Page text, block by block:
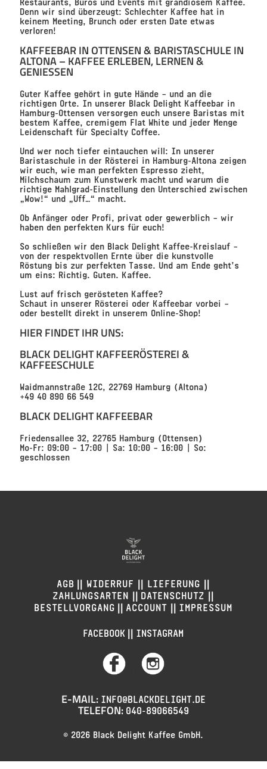
Denn wir sind überzeugt: Schlechter Kaffee hat in
keinem Meeting, Brunch oder ersten Date etwas
verloren!
KAFFEEBAR IN OTTENSEN & BARISTASCHULE IN
ALTONA – KAFFEE ERLEBEN, LERNEN &
GENIESSEN
Guter Kaffee gehört in gute Hände – und an die
richtigen Orte. In unserer Black Delight Kaffeebar in
Hamburg-Ottensenversorgen euch unsere Baristasmit
bestem Kaffee, cremigem Flat White und jeder Menge
Leidenschaft für Specialty Coffee.
Und wer noch tiefer eintauchen will: In unserer
Baristaschule in der Rösterei in Hamburg-Altonazeigen
wir euch, wie man perfekten Espresso zieht,
Milchschaum zum Kunstwerk macht und warum die
richtige Mahlgrad-Einstellung den Unterschied zwischen
„Wow!“ und „Uff…“ macht.
Ob Anfänger oder Profi, privat oder gewerblich – wir
haben den perfekten Kurs für euch!
So schließen wir den Black Delight Kaffee-Kreislauf–
von der respektvollen Ernte über die kunstvolle
Röstung bis zur perfekten Tasse. Und am Ende geht’s
um eins: Richtig. Guten. Kaffee.
Lust auf frisch gerösteten Kaffee?
Schaut in unserer Rösterei oder Kaffeebar vorbei –
oder bestellt direkt in unserem Online-Shop!
HIER FINDET IHR UNS:
BLACK DELIGHT KAFFEERÖSTEREI &
KAFFEESCHULE
Waidmannstraße 12C, 22769 Hamburg (Altona)
+49 40 890 66 549
BLACK DELIGHT KAFFEEBAR
Friedensallee 32, 22765 Hamburg (Ottensen)
Mo-Fr: 09:00 – 17:00 | Sa: 10:00 – 16:00 | So:
geschlossen
AGB || WIDERRUF || LIEFERUNG ||
ZAHLUNGSARTEN ||DATENSCHUTZ ||
BESTELLVORGANG || ACCOUNT || IMPRESSUM
FACEBOOK || INSTAGRAM
E-MAIL: INFO@BLACKDELIGHT.DE
TELEFON: 040-89066549
© 2026 Black Delight Kaffee GmbH.